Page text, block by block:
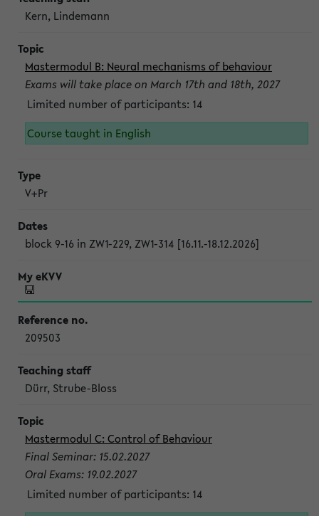
Kern, Lindemann
Mastermodul B: Neural mechanisms of behaviour
Exams will take place on March 17th and 18th, 2027
Limited number of participants: 14
Course taught in English
V+Pr
block 9-16 in ZW1-229, ZW1-314 [16.11.-18.12.2026]
209503
Dürr, Strube-Bloss
Mastermodul C: Control of Behaviour
Final Seminar: 15.02.2027
Oral Exams: 19.02.2027
Limited number of participants: 14